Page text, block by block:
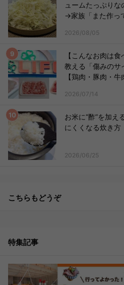
ュームたっぷり
→家族「また作っ
2026/08/05
【こんなお肉は
教える「傷みのサ
【鶏肉・豚肉・牛
2026/07/14
お米に“酢”を加え
にくくなる炊き方
2026/06/25
こちらもどうぞ
特集記事